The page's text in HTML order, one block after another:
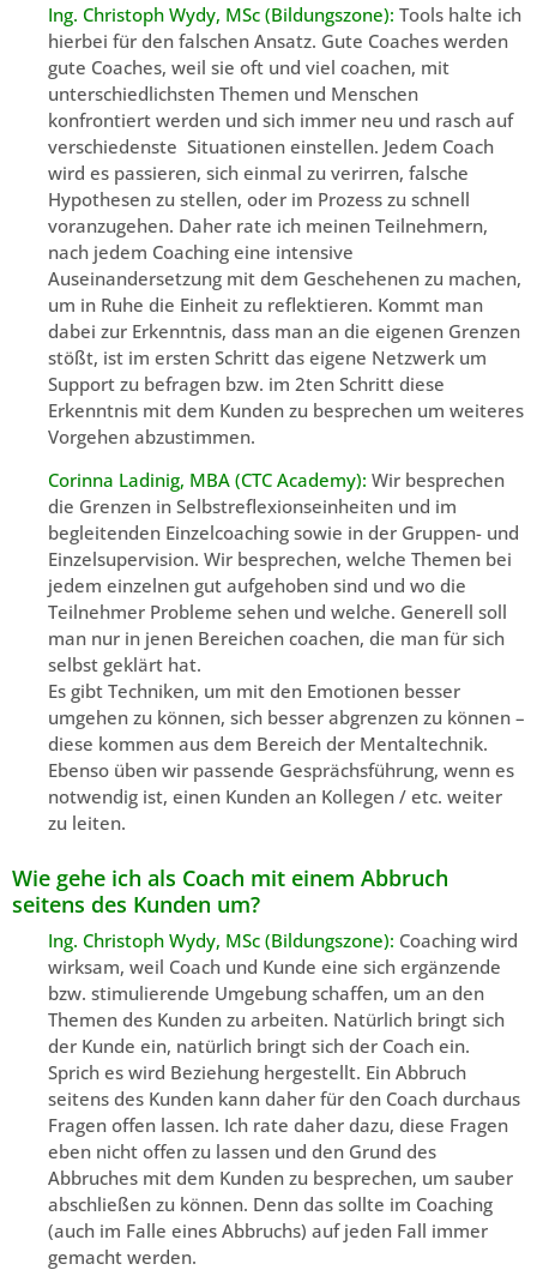
Ing. Christoph Wydy, MSc (Bildungszone): Tools halte ich
hierbei für den falschen Ansatz. Gute Coaches werden
gute Coaches, weil sie oft und viel coachen, mit
unterschiedlichsten Themen und Menschen
konfrontiert werden und sich immer neu und rasch auf
verschiedenste Situationen einstellen. Jedem Coach
wird es passieren, sich einmal zu verirren, falsche
Hypothesen zu stellen, oder im Prozess zu schnell
voranzugehen. Daher rate ich meinen Teilnehmern,
nach jedem Coaching eine intensive
Auseinandersetzung mit dem Geschehenen zu machen,
um in Ruhe die Einheit zu reflektieren. Kommt man
dabei zur Erkenntnis, dass man an die eigenen Grenzen
stößt, ist im ersten Schritt das eigene Netzwerk um
Support zu befragen bzw. im 2ten Schritt diese
Erkenntnis mit dem Kunden zu besprechen um weiteres
Vorgehen abzustimmen.
Corinna Ladinig, MBA (CTC Academy): Wir besprechen
die Grenzen in Selbstreflexionseinheiten und im
begleitenden Einzelcoaching sowie in der Gruppen- und
Einzelsupervision. Wir besprechen, welche Themen bei
jedem einzelnen gut aufgehoben sind und wo die
Teilnehmer Probleme sehen und welche. Generell soll
man nur in jenen Bereichen coachen, die man für sich
selbst geklärt hat.
Es gibt Techniken, um mit den Emotionen besser
umgehen zu können, sich besser abgrenzen zu können –
diese kommen aus dem Bereich der Mentaltechnik.
Ebenso üben wir passende Gesprächsführung, wenn es
notwendig ist, einen Kunden an Kollegen / etc. weiter
zu leiten.
Wie gehe ich als Coach mit einem Abbruch
seitens des Kunden um?
Ing. Christoph Wydy, MSc (Bildungszone): Coaching wird
wirksam, weil Coach und Kunde eine sich ergänzende
bzw. stimulierende Umgebung schaffen, um an den
Themen des Kunden zu arbeiten. Natürlich bringt sich
der Kunde ein, natürlich bringt sich der Coach ein.
Sprich es wird Beziehung hergestellt. Ein Abbruch
seitens des Kunden kann daher für den Coach durchaus
Fragen offen lassen. Ich rate daher dazu, diese Fragen
eben nicht offen zu lassen und den Grund des
Abbruches mit dem Kunden zu besprechen, um sauber
abschließen zu können. Denn das sollte im Coaching
(auch im Falle eines Abbruchs) auf jeden Fall immer
gemacht werden.